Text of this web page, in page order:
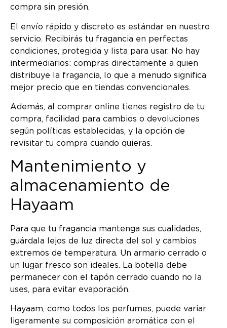
compra sin presión.
El envío rápido y discreto es estándar en nuestro
servicio. Recibirás tu fragancia en perfectas
condiciones, protegida y lista para usar. No hay
intermediarios: compras directamente a quien
distribuye la fragancia, lo que a menudo significa
mejor precio que en tiendas convencionales.
Además, al comprar online tienes registro de tu
compra, facilidad para cambios o devoluciones
según políticas establecidas, y la opción de
revisitar tu compra cuando quieras.
Mantenimiento y
almacenamiento de
Hayaam
Para que tu fragancia mantenga sus cualidades,
guárdala lejos de luz directa del sol y cambios
extremos de temperatura. Un armario cerrado o
un lugar fresco son ideales. La botella debe
permanecer con el tapón cerrado cuando no la
uses, para evitar evaporación.
Hayaam, como todos los perfumes, puede variar
ligeramente su composición aromática con el